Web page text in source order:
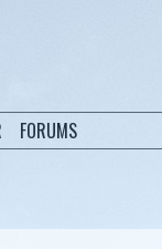
FORUMS